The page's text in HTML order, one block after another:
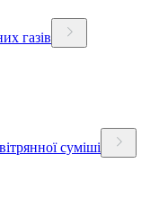
газів
суміші